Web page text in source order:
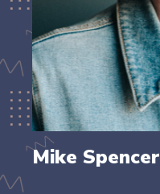
Mike Spencer